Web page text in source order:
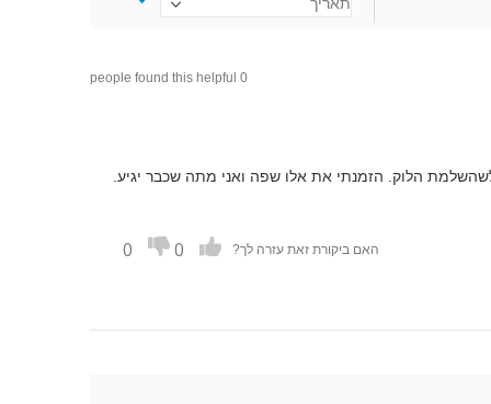
0 people found this helpful
הלוק. הזמנתי את אלו שפה ואני מתה שכבר יגיע.
האם ביקורת זאת עזרה לך? 0
0